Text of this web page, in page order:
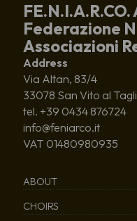
FE.N.I.A.R.CO.
Federazione
Associazioni
Address
Via Altan, 83/4
33078 San Vito al
tel. +39 0434 876724
info@feniarco.it
VAT 01480980935
ABOUT
CHOIRS